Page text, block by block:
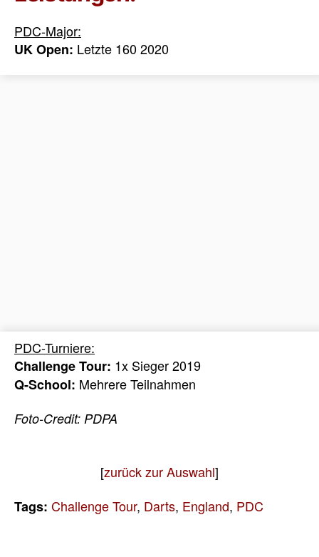
PDC-Major:
UK Open: Letzte 160 2020
PDC-Turniere:
Challenge Tour: 1x Sieger 2019
Q-School: Mehrere Teilnahmen
Foto-Credit: PDPA
[zurück zur Auswahl]
Tags: Challenge Tour, Darts, England, PDC